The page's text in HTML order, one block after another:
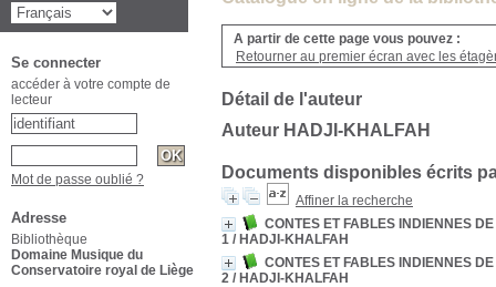
A partir de cette page vous pouvez :
Retourner au premier écran avec les
Détail de l'auteur
Auteur HADJI-KHALFAH
Documents disponibles écrits
Affiner la recherche
CONTES ET FABLES INDIENNES
1 / HADJI-KHALFAH
CONTES ET FABLES INDIENNES
2 / HADJI-KHALFAH
Se connecter
accéder à votre compte de
lecteur
Mot de passe oublié ?
Adresse
Bibliothèque
Domaine Musique du
Conservatoire royal de Liège